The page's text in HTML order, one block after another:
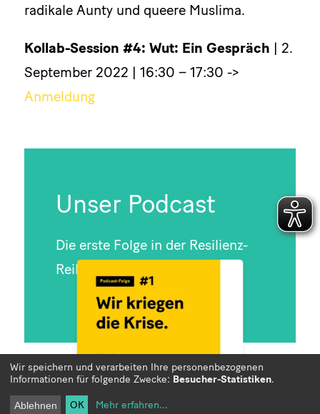
radikale Aunty und queere Muslima.
Kollab-Session #4: Wut: Ein Gespräch | 2.
September 2022 | 16:30 – 17:30 ->
Anmeldung
Unser Podcast
Die erste Folge in der Resilienz-
Reihe
Wir speichern und verarbeiten Ihre personenbezogenen
Informationen für folgende Zwecke: Besucher-Statistiken.
Ablehnen OK Mehr erfahren...